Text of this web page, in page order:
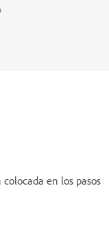
en los pasos